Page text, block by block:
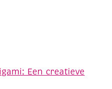
Een creatieve